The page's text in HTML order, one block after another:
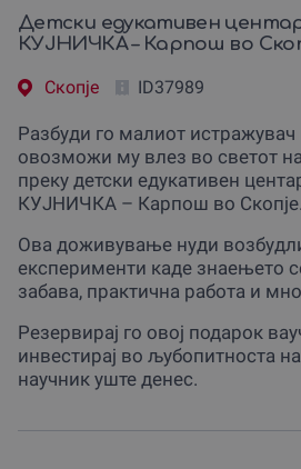
Детски едукативен
КУЈНИЧКА – Карпош во
Скопjе ID37989
Разбуди го малиот истражувач
овозможи му влез во светот
преку детски едукативен
КУЈНИЧКА – Карпош во Скопје.
Ова доживување нуди
експерименти каде знаењето
забава, практична работа и
Резервирај го овој подарок
инвестирај во љубопитноста
научник уште денес.